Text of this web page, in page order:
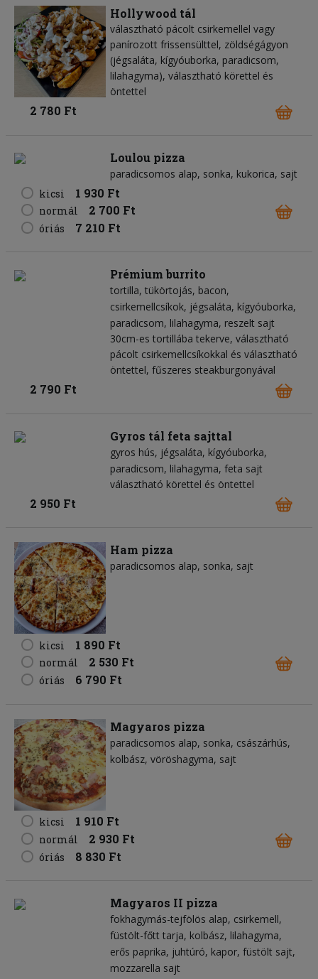
Hollywood tál
választható pácolt csirkemellel vagy
panírozott frissensülttel, zöldségágyon
(jégsaláta, kígyóuborka, paradicsom,
lilahagyma), választható körettel és
öntettel
2 780 Ft
Loulou pizza
paradicsomos alap sonka kukorica sajt
kicsi
1 930 Ft
normál 2 700 Ft
óriás 7 210 Ft
Prémium burrito
tortilla tükörtojás bacon
csirkemellcsíkok jégsaláta kígyóuborka
paradicsom lilahagyma reszelt sajt
30cm-es tortillába tekerve, választható
pácolt csirkemellcsíkokkal és választható
öntettel, fűszeres steakburgonyával
2 790 Ft
Gyros tál feta sajttal
gyros hús jégsaláta kígyóuborka
paradicsom lilahagyma feta sajt
választható körettel és öntettel
2 950 Ft
Ham pizza
paradicsomos alap sonka sajt
kicsi 1 890 Ft
normál 2 530 Ft
óriás 6 790 Ft
Magyaros pizza
paradicsomos alap sonka császárhús
kolbász vöröshagyma sajt
kicsi 1 910 Ft
normál 2 930 Ft
óriás 8 830 Ft
Magyaros II pizza
fokhagymás-tejfölös alap csirkemell
füstölt-főtt tarja kolbász lilahagyma
erős paprika juhtúró kapor füstölt sajt
mozzarella sajt